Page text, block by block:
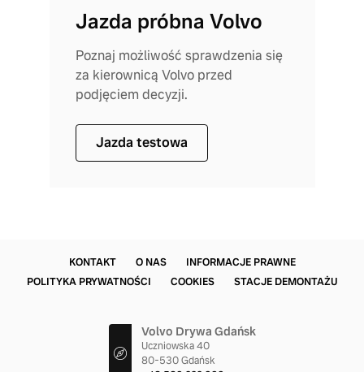
Jazda próbna Volvo
Poznaj możliwość sprawdzenia się
za kierownicą Volvo przed
podjęciem decyzji.
Jazda testowa
KONTAKT O NAS
INFORMACJE PRAWNE
POLITYKA PRYWATNOŚCI
COOKIES STACJE DEMONTAŻU
Volvo Drywa Gdańsk
Uczniowska 40
80-530 Gdańsk